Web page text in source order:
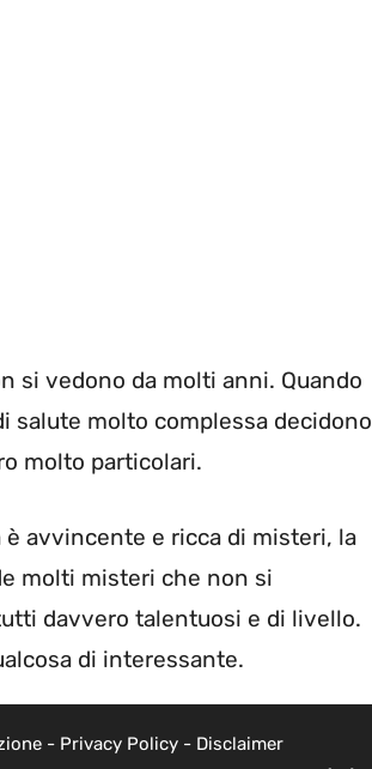
si vedono da molti anni. Quando
salute molto complessa decidono
molto particolari.
è avvincente e ricca di misteri, la
molti misteri che non si
davvero talentuosi e di livello.
di interessante.
- Privacy Policy- Disclaimer